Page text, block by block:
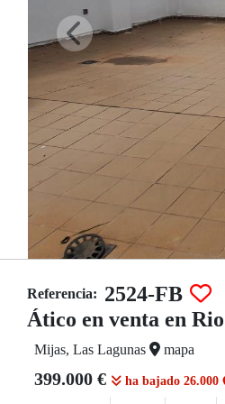
Referencia: 2524-FB
Ático en venta en
Mijas, Las Lagunas mapa
399.000 € ha bajado 26.000